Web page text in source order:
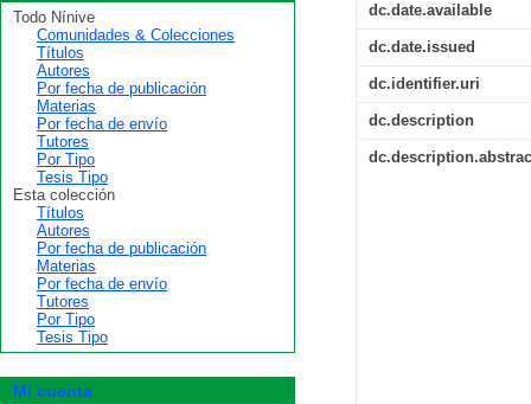
dc.date.available
dc.date.issued
dc.identifier.uri
dc.description
Todo Nínive
Comunidades & Colecciones
Títulos
Autores
Por fecha de publicación
Materias
Por fecha de envío
Tutores
Por Tipo
Tesis Tipo
Esta colección
Títulos
Autores
Por fecha de publicación
Materias
Por fecha de envío
Tutores
Por Tipo
Tesis Tipo
Mi cuenta